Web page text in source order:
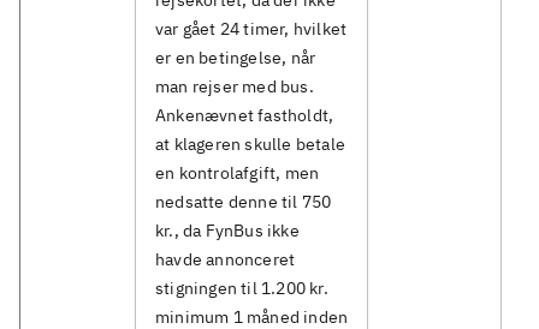
var gået 24 timer, hvilket
er en betingelse, når
man rejser med bus.
Ankenævnet fastholdt,
at klageren skulle betale
en kontrolafgift, men
nedsatte denne til 750
kr., da FynBus ikke
havde annonceret
stigningen til 1.200 kr.
minimum 1 måned inden